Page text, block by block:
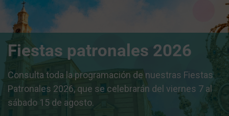
Fiestas patronales 2026
Consulta toda la programación de nuestras Fiestas
Patronales 2026, que se celebrarán del viernes 7 al
sábado 15 de agosto.